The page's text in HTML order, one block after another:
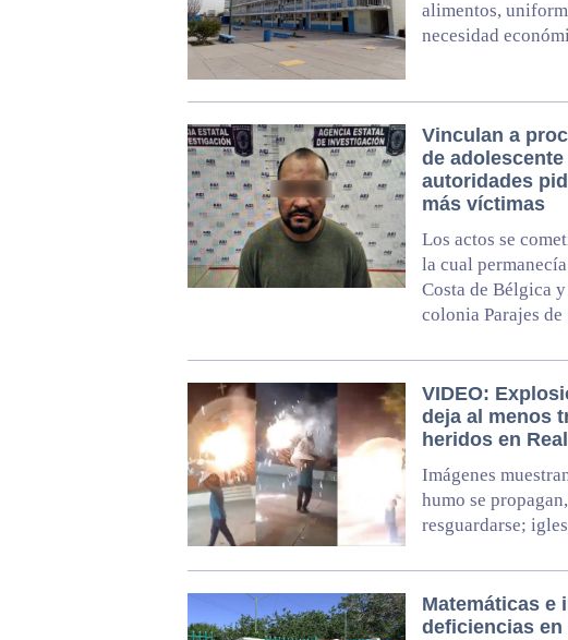
alimentos,
necesidad
Vinculan a
de
autoridades
más víctimas
Los actos se
la cual
Costa de Bélgica
colonia Parajes de
VIDEO:
deja al menos
heridos en
Imágenes
humo se
resguardarse;
Matemáticas e
deficiencias en